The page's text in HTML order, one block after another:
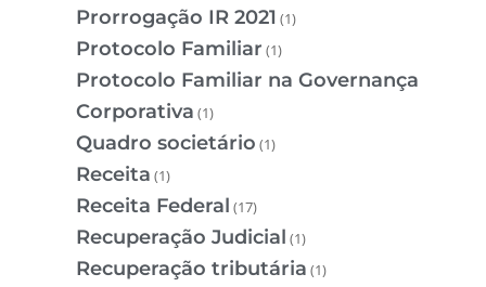
Prorrogação IR 2021 (1)
Protocolo Familiar (1)
Protocolo Familiar na Governança
Corporativa (1)
Quadro societário (1)
Receita (1)
Receita Federal (17)
Recuperação Judicial (1)
Recuperação tributária (1)